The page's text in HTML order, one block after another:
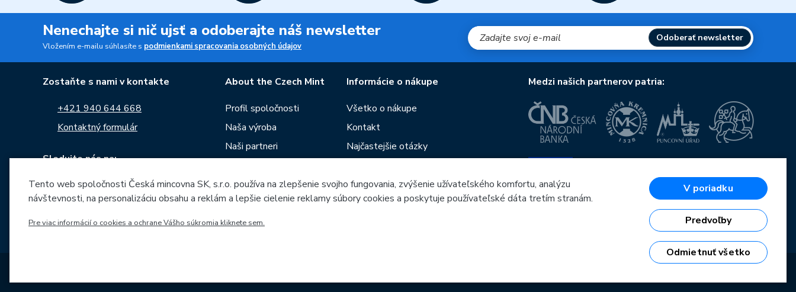
Nenechajte si nič ujsť a odoberajte náš newsletter
Vložením e-mailu súhlasíte s podmienkami spracovania osobných údajov
Odoberať newsletter
Zostaňte s nami v kontakte
+421 940 644 668
Kontaktný formulár
Sledujte nás na:
About the Czech Mint
Profil spoločnosti
Naša výroba
Naši partneri
Správy
Na stiahnutie
Archív razieb
Informácie o nákupe
Všetko o nákupe
Kontakt
Najčastejšie otázky
Predajne Českej mincovne
Poradca
Medzi našich partnerov patria:
OP Podnikanie a inovácie pre konkurencieschopnosť
Európska únia
Európsky fond pre regionálny rozvoj
Investície do vašej budúcnosti
Tento web spoločnosti Česká mincovna SK, s.r.o. používa na zlepšenie svojho fungovania, zvýšenie užívateľského komfortu, analýzu
návštevnosti, na personalizáciu obsahu a reklám a lepšie cielenie reklamy súbory cookies a poskytuje používateľské dáta tretím stranám.
Pre viac informácií o cookies a ochrane Vášho súkromia kliknete sem.
V poriadku
Predvoľby
Odmietnuť všetko